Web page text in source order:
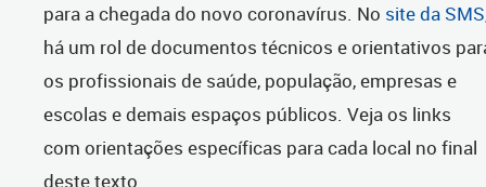
para a chegada do novo coronavírus. No site da SMS
há um rol de documentos técnicos e orientativos
os profissionais de saúde, população, empresas e
escolas e demais espaços públicos. Veja os links
com orientações específicas para cada local no final
deste texto.